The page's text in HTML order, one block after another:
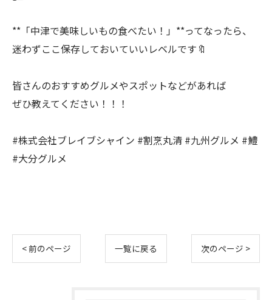
**「中津で美味しいもの食べたい！」**ってなったら、
迷わずここ保存しておいていいレベルです🔖
皆さんのおすすめグルメやスポットなどがあれば
ぜひ教えてください！！！
#株式会社ブレイブシャイン #割烹丸清 #九州グルメ #鱧
#大分グルメ
< 前のページ 一覧に戻る 次のページ >